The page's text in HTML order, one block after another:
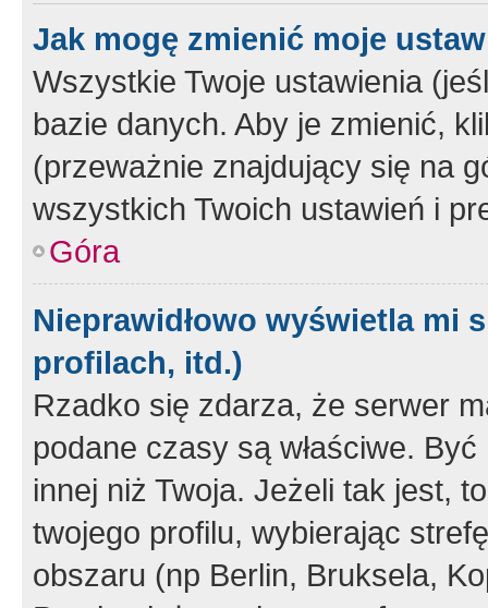
Jak mogę zmienić moje
Wszystkie Twoje ustawienia
bazie danych. Aby je zmienić,
(przeważnie znajdujący się na
wszystkich Twoich ustawień i
Góra
Nieprawidłowo wyświetla mi
profilach, itd.)
Rzadko się zdarza, że serwer
podane czasy są właściwe.
innej niż Twoja. Jeżeli tak jest,
twojego profilu, wybierając
obszaru (np Berlin, Bruksela,